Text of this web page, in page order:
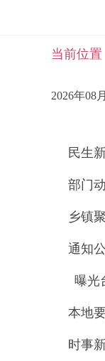
当前位置
2026年08
民生
部门
乡镇
通知
曝光
本地
时事